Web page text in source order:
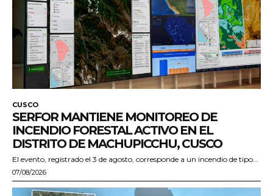
CUSCO
SERFOR MANTIENE MONITOREO DE
INCENDIO FORESTAL ACTIVO EN EL
DISTRITO DE MACHUPICCHU, CUSCO
El evento, registrado el 3 de agosto, corresponde a un incendio de tipo...
07/08/2026